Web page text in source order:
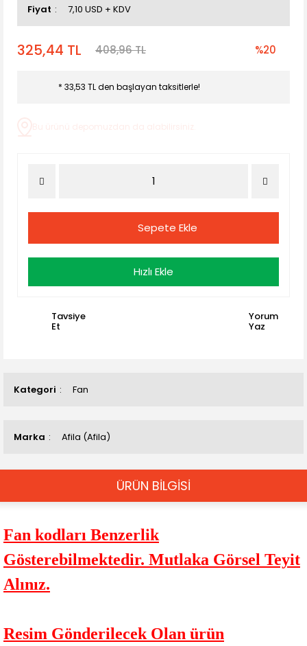
Kategori Fan
Marka Afila (Afila)
Fiyat 7,10 USD + KDV
325,44 TL 408,96 TL %20
* 33,53 TL den başlayan taksitlerle!
Sepete Ekle
Hızlı Ekle
Tavsiye
Et
Yorum
Yaz
ÜRÜN BİLGİSİ
Fan kodları Benzerlik
Gösterebilmektedir. Mutlaka Görsel Teyit
Alınız.
Resim Gönderilecek Olan ürün